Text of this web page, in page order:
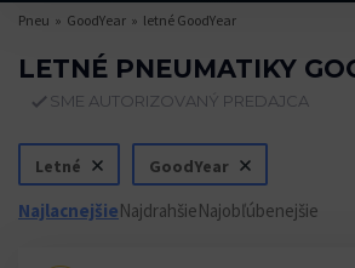
Pneu GoodYear letné GoodYear
LETNÉ PNEUMATIKY
SME AUTORIZOVANÝ PREDAJCA
Letné GoodYear
NajlacnejšieNajdrahšieNajobľúbenejšie